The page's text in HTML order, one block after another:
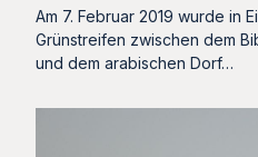
Am 7. Februar 2019 wurde in
Grünstreifen zwischen dem
und dem arabischen Dorf…